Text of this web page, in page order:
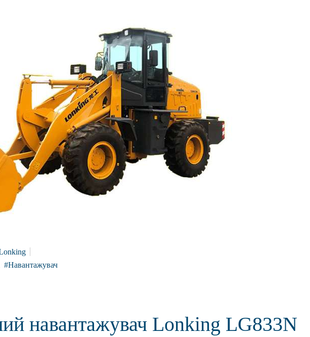
Навантажувач
навантажувач Lonking LG833N